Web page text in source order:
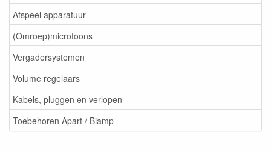
Afspeel apparatuur
(Omroep)microfoons
Vergadersystemen
Volume regelaars
Kabels, pluggen en verlopen
Toebehoren Apart / Biamp